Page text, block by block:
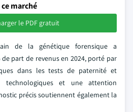
ce marché
le PDF gratuit
de la génétique forensique a
part de revenus en 2024, porté par
dans les tests de paternité et
technologiques et une attention
précis soutiennent également la